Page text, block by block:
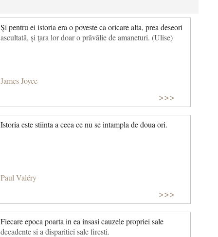
Şi pentru ei istoria era o poveste ca oricare alta, prea deseori
ascultată, şi ţara lor doar o prăvălie de amaneturi. (Ulise)
James Joyce
>>>
Istoria este stiinta a ceea ce nu se intampla de doua ori.
Paul Valéry
>>>
Fiecare epoca poarta in ea insasi cauzele propriei sale
decadente si a disparitiei sale firesti.